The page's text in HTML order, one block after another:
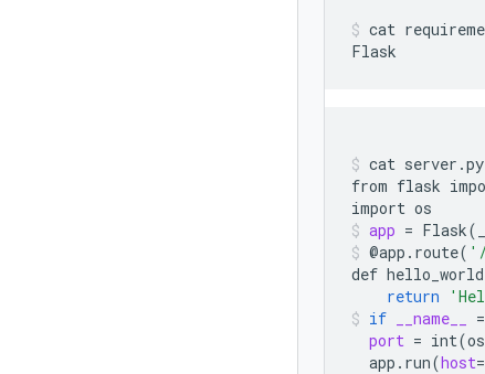
cat
Flask
cat server.py
from flask
import os
app = Flask(
@app.route(
def hello_world
return
if
__name__
port = int(
app.run(host=